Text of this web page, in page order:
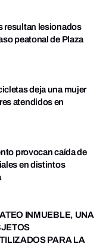
resultan lesionados
peatonal de Plaza
deja una mujer
atendidos en
provocan caída de
en distintos
INMUEBLE, UNA
PARA LA